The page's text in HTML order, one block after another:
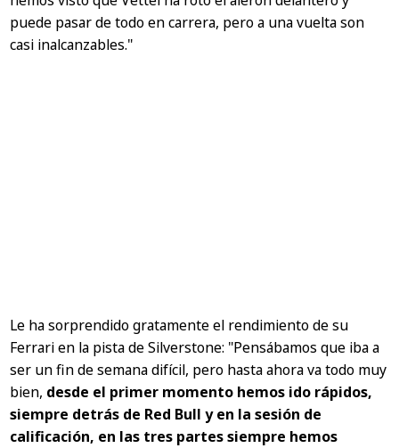
puede pasar de todo en carrera, pero a una vuelta son
casi inalcanzables."
Le ha sorprendido gratamente el rendimiento de su
Ferrari en la pista de Silverstone: "Pensábamos que iba a
ser un fin de semana difícil, pero hasta ahora va todo muy
bien, desde el primer momento hemos ido rápidos,
siempre detrás de Red Bull y en la sesión de
calificación, en las tres partes siempre hemos